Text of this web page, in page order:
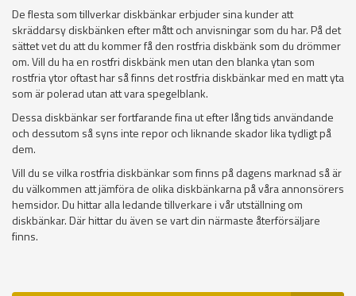
De flesta som tillverkar diskbänkar erbjuder sina kunder att
skräddarsy diskbänken efter mått och anvisningar som du har. På det
sättet vet du att du kommer få den rostfria diskbänk som du drömmer
om. Vill du ha en rostfri diskbänk men utan den blanka ytan som
rostfria ytor oftast har så finns det rostfria diskbänkar med en matt yta
som är polerad utan att vara spegelblank.
Dessa diskbänkar ser fortfarande fina ut efter lång tids användande
och dessutom så syns inte repor och liknande skador lika tydligt på
dem.
Vill du se vilka rostfria diskbänkar som finns på dagens marknad så är
du välkommen att jämföra de olika diskbänkarna på våra annonsörers
hemsidor. Du hittar alla ledande tillverkare i vår utställning om
diskbänkar. Där hittar du även se vart din närmaste återförsäljare
finns.